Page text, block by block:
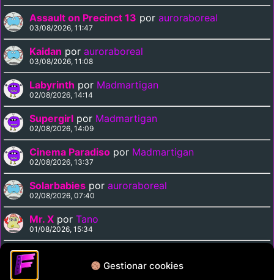
Gestionar cookies
Assault on Precinct 13 por auroraboreal
03/08/2026, 11:47
Kaidan por auroraboreal
03/08/2026, 11:08
Labyrinth por Madmartigan
02/08/2026, 14:14
Supergirl por Madmartigan
02/08/2026, 14:09
Cinema Paradiso por Madmartigan
02/08/2026, 13:37
Solarbabies por auroraboreal
02/08/2026, 07:40
Mr. X por Tano
01/08/2026, 15:34
Medusa Against the Son of Hercules
01/08/2026, 15:15